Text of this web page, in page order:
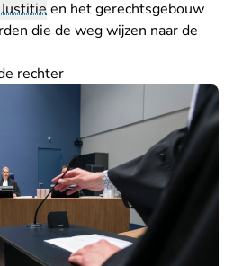
en het gerechtsgebouw
die de weg wijzen naar de
rechter